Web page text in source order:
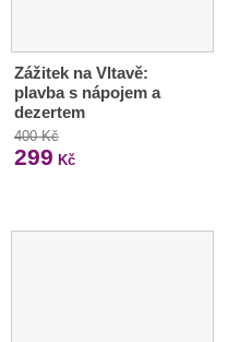
Zážitek na Vltavě:
plavba s nápojem a
dezertem
400 Kč
299 Kč